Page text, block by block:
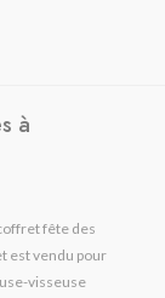
à
fête des
est vendu pour
visseuse